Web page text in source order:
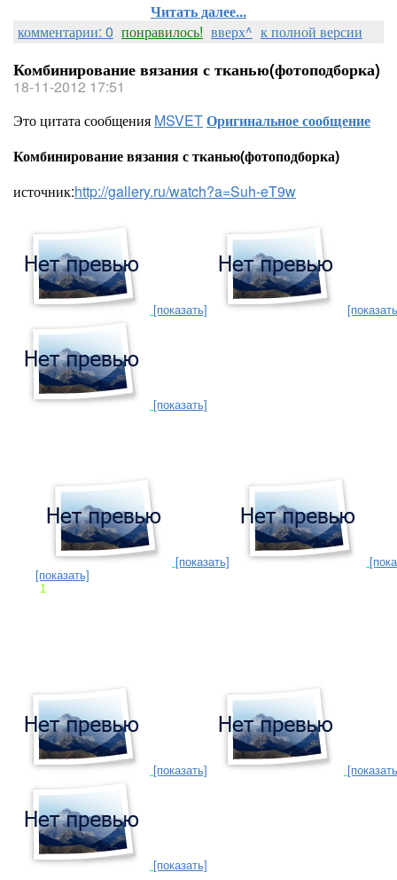
Читать далее...
комментарии: 0 понравилось! вверх^ к полной версии
Комбинирование вязания с тканью(фотоподборка)
18-11-2012 17:51
Это цитата сообщения MSVETОригинальное сообщение
Комбинирование вязания с тканью(фотоподборка)
источник:http://gallery.ru/watch?a=Suh-eT9w
[показать]
[показать]
[показать]
[показать]
1
[показать]
[показать]